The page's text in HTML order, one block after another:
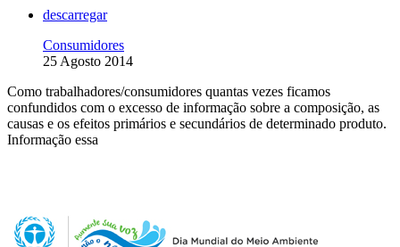
descarregar
Consumidores
25 Agosto 2014
Como trabalhadores/consumidores quantas vezes ficamos
confundidos com o excesso de informação sobre a composição, as
causas e os efeitos primários e secundários de determinado produto.
Informação essa